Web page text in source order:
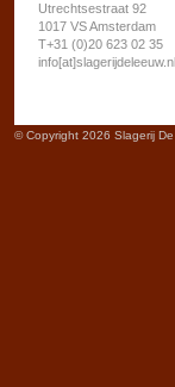
Utrechtsestraat 92
1017 VS Amsterdam
T+31 (0)20 623 02 35
info[at]slagerijdeleeuw.nl
© Copyright 2026 Slagerij